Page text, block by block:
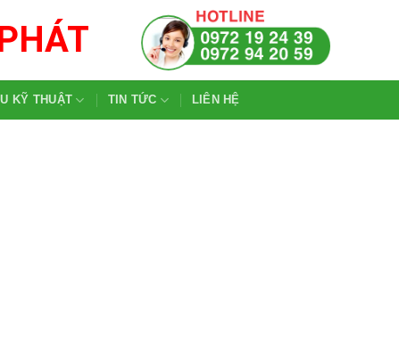
KỸ THUẬT TIN TỨC LIÊN HỆ